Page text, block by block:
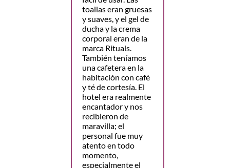
toallas eran gruesas
y suaves, y el gel de
ducha y la crema
corporal eran de la
marca Rituals.
También teníamos
una cafetera en la
habitación con café
y té de cortesía. El
hotel era realmente
encantador y nos
recibieron de
maravilla; el
personal fue muy
atento en todo
momento,
especialmente el